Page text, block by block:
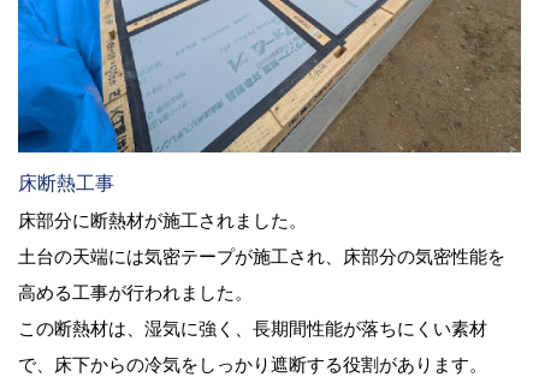
床断熱工事
床部分に断熱材が施工されました。
土台の天端には気密テープが施工され、床部分の気密性能を
高める工事が行われました。
この断熱材は、湿気に強く、長期間性能が落ちにくい素材
で、床下からの冷気をしっかり遮断する役割があります。